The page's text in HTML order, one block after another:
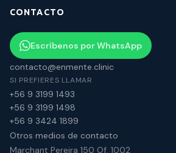
CONTACTO
Escríbenos por WhatsApp
contacto@enmente.clinic
SI PREFIERES LLAMAR
+56 9 3199 1493
+56 9 3199 1498
+56 9 3424 1899
Otros medios de contacto
Marchant Pereira 150 Of. 1002